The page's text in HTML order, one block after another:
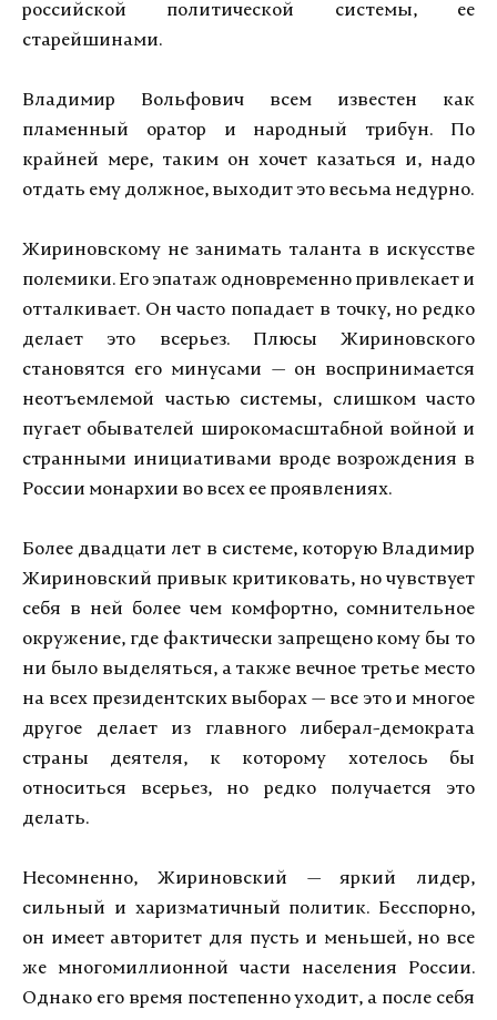
российской политической системы, ее
старейшинами.
Владимир Вольфович всем известен как
пламенный оратор и народный трибун. По
крайней мере, таким он хочет казаться и, надо
отдать ему должное, выходит это весьма недурно.
Жириновскому не занимать таланта в искусстве
полемики. Его эпатаж одновременно привлекает и
отталкивает. Он часто попадает в точку, но редко
делает это всерьез. Плюсы Жириновского
становятся его минусами — он воспринимается
неотъемлемой частью системы, слишком часто
пугает обывателей широкомасштабной войной и
странными инициативами вроде возрождения в
России монархии во всех ее проявлениях.
Более двадцати лет в системе, которую Владимир
Жириновский привык критиковать, но чувствует
себя в ней более чем комфортно, сомнительное
окружение, где фактически запрещено кому бы то
ни было выделяться, а также вечное третье место
на всех президентских выборах — все это и многое
другое делает из главного либерал-демократа
страны деятеля, к которому хотелось бы
относиться всерьез, но редко получается это
делать.
Несомненно, Жириновский — яркий лидер,
сильный и харизматичный политик. Бесспорно,
он имеет авторитет для пусть и меньшей, но все
же многомиллионной части населения России.
Однако его время постепенно уходит, а после себя